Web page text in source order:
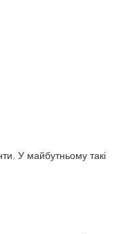
У майбутньому такі